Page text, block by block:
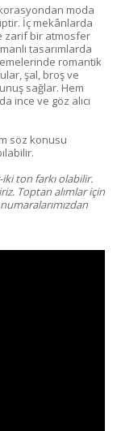
moda
İç mekânlarda
zarif bir atmosfer
tasarımlarda
romantik
şal, broş ve
sağlar. Hem
ince ve göz alıcı
söz konusu
ton farkı olabilir.
Toptan alımlar için